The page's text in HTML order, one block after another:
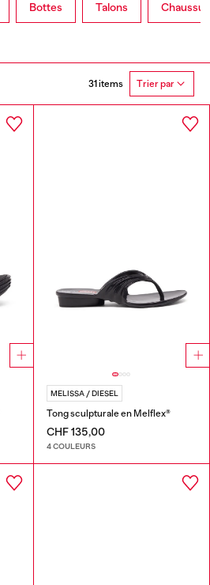
Bottes Talons
31 items Trier par
MELISSA / DIESEL
Tong sculpturale en Melflex®
CHF 135,00
4 COULEURS